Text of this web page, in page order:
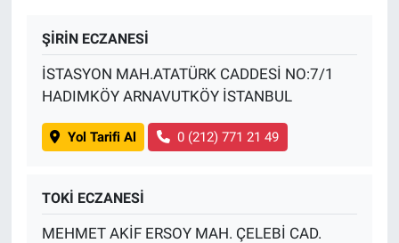
ŞİRİN ECZANESİ
İSTASYON MAH.ATATÜRK CADDESİ NO:7/1
HADIMKÖY ARNAVUTKÖY İSTANBUL
Yol Tarifi Al 0 (212) 771 21 49
TOKİ ECZANESİ
MEHMET AKİF ERSOY MAH. ÇELEBİ CAD.